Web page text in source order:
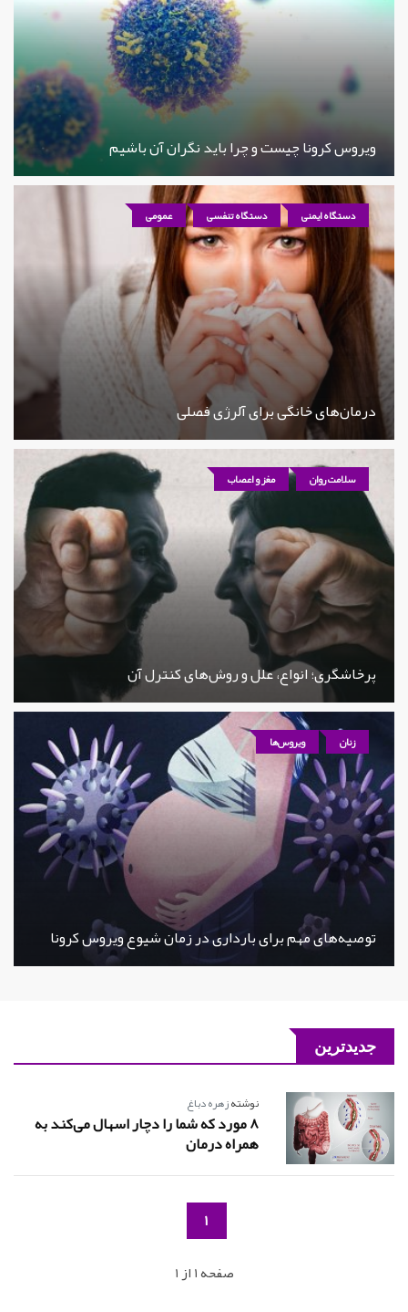
ویروس کرونا چیست و چرا باید نگران آن باشیم
دستگاه ایمنی دستگاه تنفسی عمومی
درمان‌های خانگی برای آلرژی فصلی
سلامت روان مغز و اعصاب
پرخاشگری؛ انواع، علل و روش‌های کنترل آن
زنان ویروس‌ها
توصیه‌های مهم برای بارداری در زمان شیوع ویروس کرونا
جدیدترین
نوشتهزهره دباغ
8 مورد که شما را دچار اسهال می‌کند به
همراه درمان
1
صفحه 1 از 1